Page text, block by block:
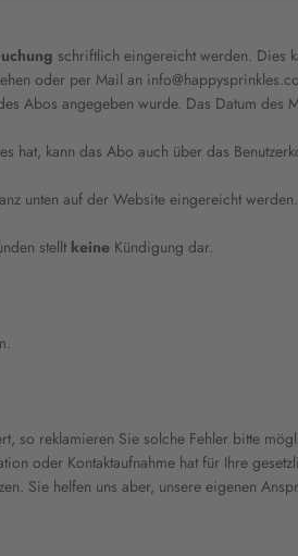
schriftlich eingereicht werden. Dies
oder per Mail an
Abos angegeben wurde. Das Datum des
hat, kann das Abo auch über das
unten auf der Website eingereicht werden.
stellt keine Kündigung dar.
so reklamieren Sie solche Fehler bitte
oder Kontaktaufnahme hat für Ihre
Sie helfen uns aber, unsere eigenen